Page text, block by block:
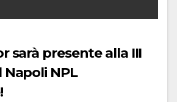
sarà presente alla III
Napoli NPL